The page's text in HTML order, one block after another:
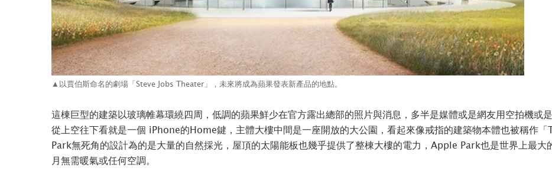
▲以賈伯斯命名的劇場「Steve Jobs Theater」，未來將成為蘋果發表新產品的地點。
這棟巨型的建築以玻璃帷幕環繞四周，低調的蘋果鮮少在官方露出總部的照片與消息，多半是媒體或是網友用空拍機或
從上空往下看就是一個 iPhone的Home鍵，主體大樓中間是一座開放的大公園，看起來像戒指的建築物本體也被稱作
Park無死角的設計為的是大量的自然採光，屋頂的太陽能板也幾乎提供了整棟大樓的電力，Apple Park也是世界上最大
月無需暖氣或任何空調。